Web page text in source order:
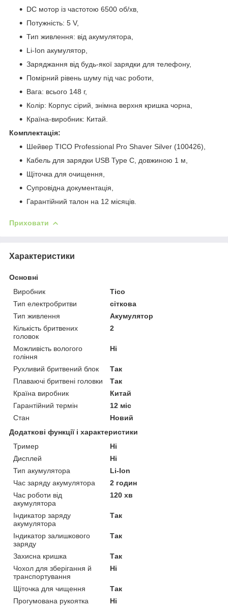
DC мотор із частотою 6500 об/хв,
Потужність: 5 V,
Тип живлення: від акумулятора,
Li-Ion акумулятор,
Заряджання від будь-якої зарядки для телефону,
Помірний рівень шуму під час роботи,
Вага: всього 148 г,
Колір: Корпус сірий, знімна верхня кришка чорна,
Країна-виробник: Китай.
Комплектація:
Шейвер TICO Professional Pro Shaver Silver (100426),
Кабель для зарядки USB Type C, довжиною 1 м,
Щіточка для очищення,
Супровідна документація,
Гарантійний талон на 12 місяців.
Приховати
Характеристики
Основні
Виробник
Tico
Тип електробритви
сіткова
Тип живлення
Акумулятор
Кількість бритвених
головок
2
Можливість вологого
гоління
Ні
Рухливий бритвений блок
Так
Плаваючі бритвені головки
Так
Країна виробник
Китай
Гарантійний термін
12 міс
Стан
Новий
Додаткові функції і характеристики
Тример
Ні
Дисплей
Ні
Тип акумулятора
Li-Ion
Час заряду акумулятора
2 годин
Час роботи від
акумулятора
120 хв
Індикатор заряду
акумулятора
Так
Індикатор залишкового
заряду
Так
Захисна кришка
Так
Чохол для зберігання й
транспортування
Ні
Щіточка для чищення
Так
Прогумована рукоятка
Ні